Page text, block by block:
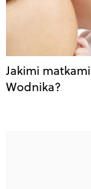
Jakimi
Wodnika?